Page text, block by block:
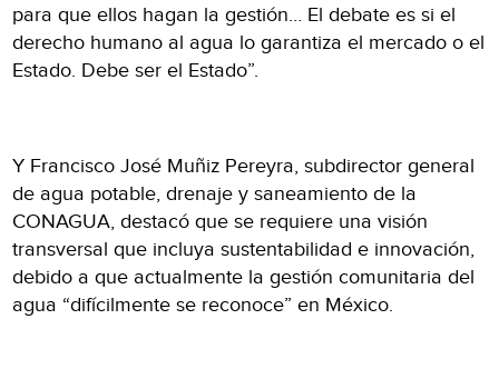
para que ellos hagan la gestión… El debate es si el
derecho humano al agua lo garantiza el mercado o el
Estado. Debe ser el Estado”.
Y Francisco José Muñiz Pereyra, subdirector general
de agua potable, drenaje y saneamiento de la
CONAGUA, destacó que se requiere una visión
transversal que incluya sustentabilidad e innovación,
debido a que actualmente la gestión comunitaria del
agua “difícilmente se reconoce” en México.